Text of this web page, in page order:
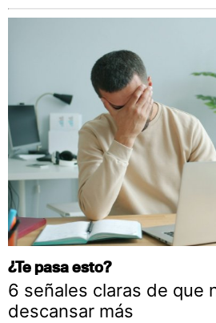
¿Te pasa esto?
6 señales claras de que
descansar más